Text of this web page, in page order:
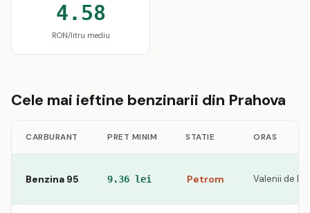
4.58
RON/litru mediu
Cele mai ieftine benzinarii din Prahova
CARBURANT PRET MINIM STATIE ORAS
Benzina 95 9.36 lei Petrom Valenii de